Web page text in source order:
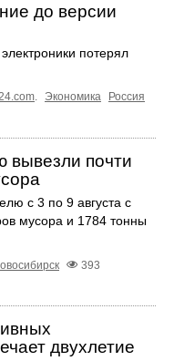
до версии
потерял
Экономика
Россия
вывезли почти
с 3 по 9 августа с
мусора и 1784 тонны
393
двухлетие